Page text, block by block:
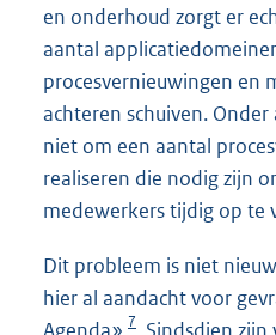
en onderhoud zorgt er
aantal
procesvernieuwingen en
achteren schuiven.
niet om een aantal
realiseren die nodig zijn
medewerkers tijdig op te
Dit probleem is niet
hier al aandacht voor
Agenda» 7. Sindsdien